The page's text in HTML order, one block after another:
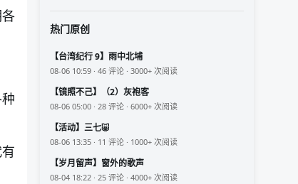
热门原创
【台湾纪行 9】雨中北埔
08-06 10:59 · 46 评论 · 3000+ 次阅读
【镜照不己】（2）灰袍客
08-06 05:00 · 28 评论 · 6000+ 次阅读
【活动】三七🐷
08-06 13:35 · 11 评论 · 1000+ 次阅读
【岁月留声】窗外的歌声
08-04 18:22 · 25 评论 · 4000+ 次阅读